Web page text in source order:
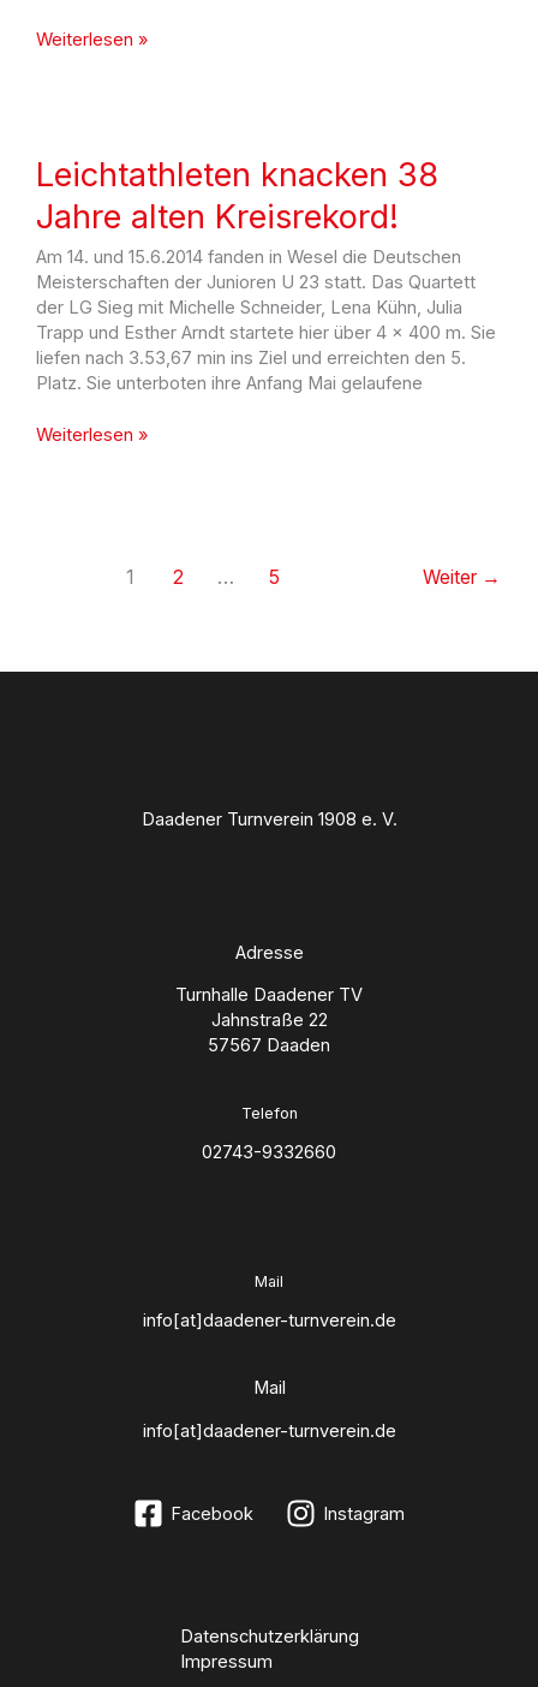
Leichtathletik
September
2014
Weiterlesen »
Leichtathleten knacken 38
Jahre alten Kreisrekord!
Am 14. und 15.6.2014 fanden in Wesel die Deutschen
Meisterschaften der Junioren U 23 statt. Das Quartett
der LG Sieg mit Michelle Schneider, Lena Kühn, Julia
Trapp und Esther Arndt startete hier über 4 x 400 m. Sie
liefen nach 3.53,67 min ins Ziel und erreichten den 5.
Platz. Sie unterboten ihre Anfang Mai gelaufene
Leichtathleten
Weiterlesen »
1 2 … 5 Weiter →
Daadener Turnverein 1908 e. V.
Adresse
Turnhalle Daadener TV
Jahnstraße 22
57567 Daaden
Telefon
02743-9332660
Mail
info[at]daadener-turnverein.de
Mail
info[at]daadener-turnverein.de
Facebook Instagram
Datenschutzerklärung
Impressum